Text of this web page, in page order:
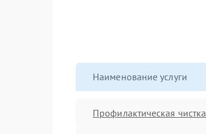
Наименование услуги
Профилактическая чистка